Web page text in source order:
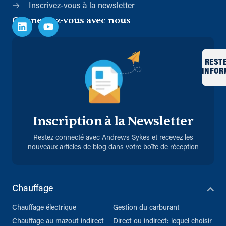
Inscrivez-vous à la newsletter
Connectez-vous avec nous
Inscription à la Newsletter
Restez connecté avec Andrews Sykes et recevez les
nouveaux articles de blog dans votre boîte de réception
Chauffage
Chauffage électrique
Chauffage au mazout indirect
Gestion du carburant
Direct ou indirect: lequel choisir